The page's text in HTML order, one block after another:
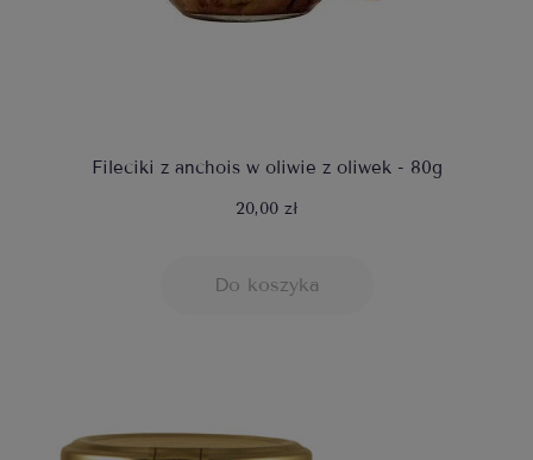
Fileciki z anchois w oliwie z oliwek - 80g
20,00 zł
Do koszyka